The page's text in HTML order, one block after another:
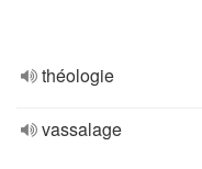
théologie
vassalage